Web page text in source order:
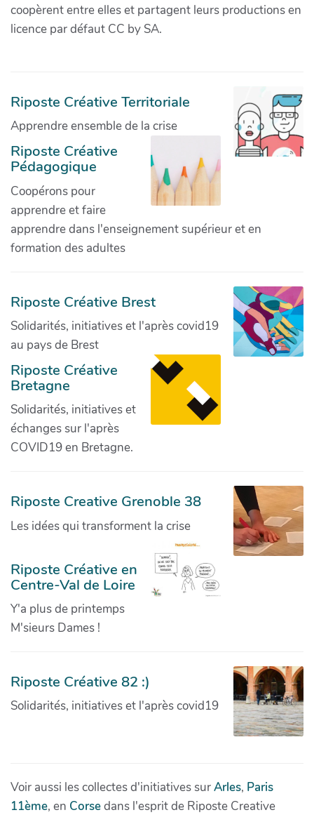
coopèrent entre elles et partagent leurs productions en
licence par défaut CC by SA.
Riposte Créative Territoriale
Apprendre ensemble de la crise
Riposte Créative
Pédagogique
Coopérons pour
apprendre et faire
apprendre dans l'enseignement supérieur et en
formation des adultes
Riposte Créative Brest
Solidarités, initiatives et l'après covid19
au pays de Brest
Riposte Créative
Bretagne
Solidarités, initiatives et
échanges sur l'après
COVID19 en Bretagne.
Riposte Creative Grenoble 38
Les idées qui transforment la crise
Riposte Créative en
Centre-Val de Loire
Y'a plus de printemps
M'sieurs Dames !
Riposte Créative 82 :)
Solidarités, initiatives et l'après covid19
Voir aussi les collectes d'initiatives surArles, Paris
11ème, en Corsedans l'esprit de Riposte Creative